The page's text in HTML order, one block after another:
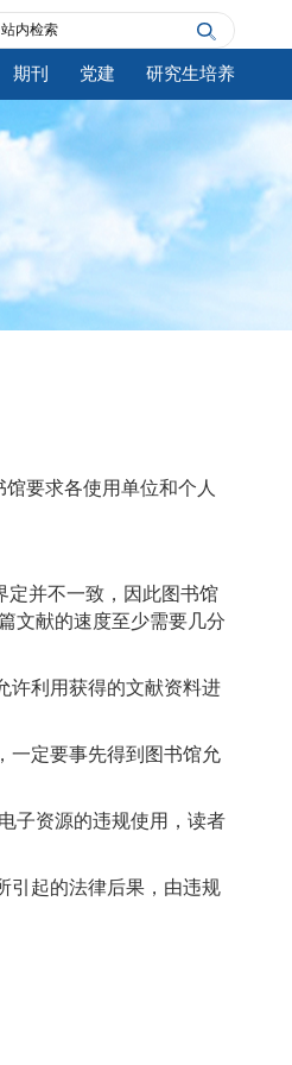
期刊 党建 研究生培养
要求各使用单位和个人
定并不一致，因此图书馆
文献的速度至少需要几分
许利用获得的文献资料进
一定要事先得到图书馆允
子资源的违规使用，读者
引起的法律后果，由违规